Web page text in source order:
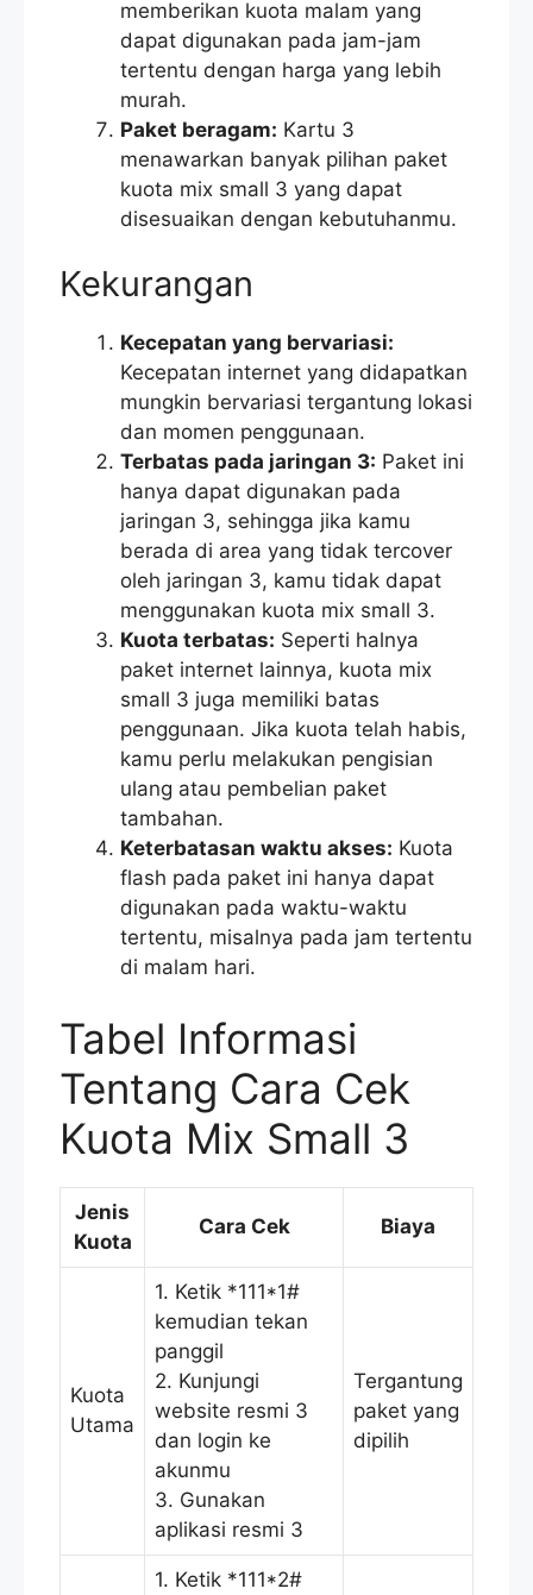
memberikan kuota malam yang
dapat digunakan pada jam-jam
tertentu dengan harga yang lebih
murah.
Paket beragam: Kartu 3
menawarkan banyak pilihan paket
kuota mix small 3 yang dapat
disesuaikan dengan kebutuhanmu.
Kekurangan
Kecepatan yang bervariasi:
Kecepatan internet yang didapatkan
mungkin bervariasi tergantung lokasi
dan momen penggunaan.
Terbatas pada jaringan 3: Paket ini
hanya dapat digunakan pada
jaringan 3, sehingga jika kamu
berada di area yang tidak tercover
oleh jaringan 3, kamu tidak dapat
menggunakan kuota mix small 3.
Kuota terbatas: Seperti halnya
paket internet lainnya, kuota mix
small 3 juga memiliki batas
penggunaan. Jika kuota telah habis,
kamu perlu melakukan pengisian
ulang atau pembelian paket
tambahan.
Keterbatasan waktu akses: Kuota
flash pada paket ini hanya dapat
digunakan pada waktu-waktu
tertentu, misalnya pada jam tertentu
di malam hari.
Tabel Informasi
Tentang Cara Cek
Kuota Mix Small 3
Jenis
Kuota
Cara Cek Biaya
Kuota
Utama
1. Ketik *111*1#
kemudian tekan
panggil
2. Kunjungi
website resmi 3
dan login ke
akunmu
3. Gunakan
aplikasi resmi 3
Tergantung
paket yang
dipilih
1. Ketik *111*2#